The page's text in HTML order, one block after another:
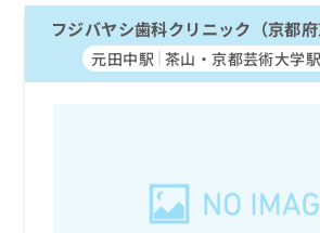
フジバヤシ歯科クリニック（京都府
元田中駅 茶山・京都芸術大学駅